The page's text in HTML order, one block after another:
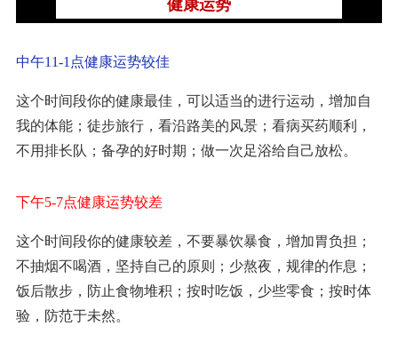
健康运势
中午11-1点健康运势较佳
这个时间段你的健康最佳，可以适当的进行运动，增加自
我的体能；徒步旅行，看沿路美的风景；看病买药顺利，
不用排长队；备孕的好时期；做一次足浴给自己放松。
下午5-7点健康运势较差
这个时间段你的健康较差，不要暴饮暴食，增加胃负担；
不抽烟不喝酒，坚持自己的原则；少熬夜，规律的作息；
饭后散步，防止食物堆积；按时吃饭，少些零食；按时体
验，防范于未然。